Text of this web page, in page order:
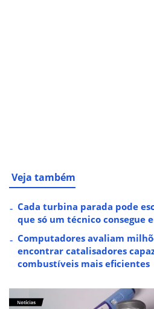
Veja também
Cada turbina parada pode
que só um técnico consegue
Computadores avaliam
encontrar catalisadores
combustíveis mais eficientes